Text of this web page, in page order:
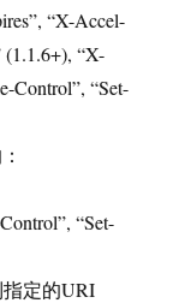
“X-Accel-
“X-
Control”, “Set-
“Set-
指定的URI